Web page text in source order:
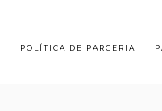
POLÍTICA DE PARCERIA